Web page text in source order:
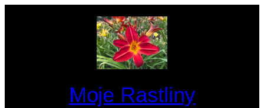
Moje Rastliny